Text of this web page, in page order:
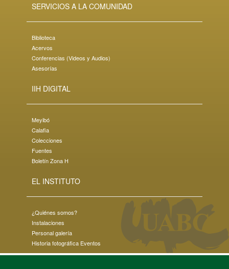
SERVICIOS A LA COMUNIDAD
Biblioteca
Acervos
Conferencias (Videos y Audios)
Asesorías
IIH DIGITAL
Meyibó
Calafia
Colecciones
Fuentes
Boletín Zona H
EL INSTITUTO
¿Quiénes somos?
Instalaciones
Personal galería
Historia fotográfica Eventos